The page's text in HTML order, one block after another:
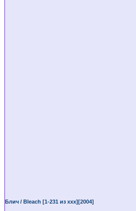
Блич / Bleach [1-231 из ххх][2004]